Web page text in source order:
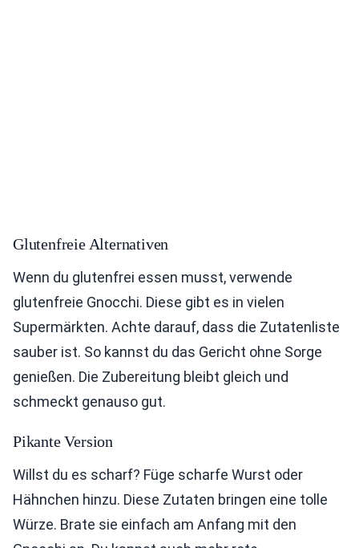
Glutenfreie Alternativen
Wenn du glutenfrei essen musst, verwende
glutenfreie Gnocchi. Diese gibt es in vielen
Supermärkten. Achte darauf, dass die Zutatenliste
sauber ist. So kannst du das Gericht ohne Sorge
genießen. Die Zubereitung bleibt gleich und
schmeckt genauso gut.
Pikante Version
Willst du es scharf? Füge scharfe Wurst oder
Hähnchen hinzu. Diese Zutaten bringen eine tolle
Würze. Brate sie einfach am Anfang mit den